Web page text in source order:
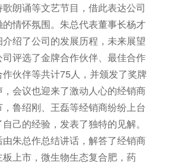
朗诵等文艺节目，借此表达公司
情怀氛围。朱总代表董事长杨才
绍了公司的发展历程，未来展望
评选了金牌合作伙伴、最佳合作
伙伴等共计75人，并颁发了奖牌
会议也迎来了激动人心的经销商
鲁绍刚、王磊等经销商纷纷上台
己的经验，发表了独特的见解。
朱总作总结讲话，解答了经销商
上市，微生物生态复合肥，药